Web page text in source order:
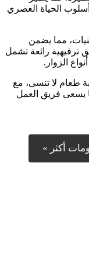
الحياة العصري
مما يضمن
ترفيهية رائعة تشمل
الزوار.
طعام لا تنسى، مع
يسعى فريق العمل
أكثر »